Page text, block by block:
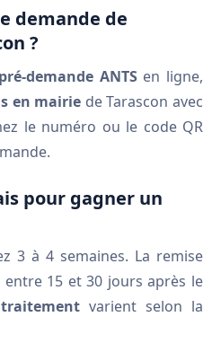
demande de
?
pré-demande ANTSen ligne,
en mairie de Tarascon avec
le numéro ou le code QR
pour gagner un
3 à 4 semaines. La remise
15 et 30 jours après le
varient selon la